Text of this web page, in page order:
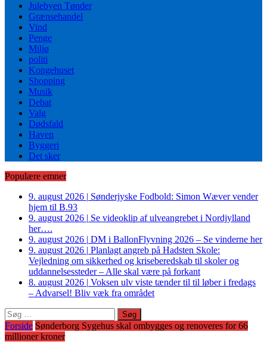
Julebyen Tønder
Grænsehandel
Vind
Penge
Miljø
politi
Kongehuset
Shopping
Musik
Debat
Valg
Dødsfald
Haven
Byggeri
Det sker
Populære emner
9. august 2026 | Sønderjyske Fodbold: Simon Wæver vender
hjem til B.93
9. august 2026 | Se videoklip af ulveangrebet i Nordjylland
her….
9. august 2026 | DM i BallonFlyvning 2026 – Se vinderne her
9. august 2026 | Planlagt angreb på Hadsten Skole:
Vejledning om sikkerhed og kriseberedskab til skoler og
uddannelsessteder – Alle skal være på forkant
8. august 2026 | Voksen ulv viste tænder til til løber i fredags
– Advarsel! Bliv væk fra området
Søg
efter:
Forside Sønderborg Sygehus skal ombygges og renoveres for 66
millioner kroner